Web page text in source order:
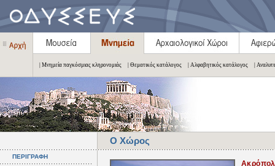
| Μνημεία παγκόσμιας κληρονομιάς | Θεματικός κατάλογος | Αλφαβητικός κατάλογος |
Ο Χώρος
ΠΕΡΙΓΡΑΦΗ